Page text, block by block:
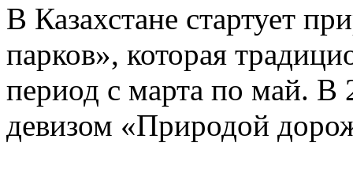
В Казахстане стартует
парков», которая
период с марта по май. В
девизом «Природой